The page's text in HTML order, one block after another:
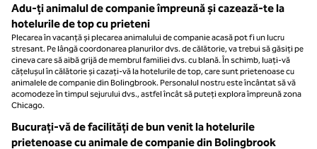
Adu-ți animalul de companie împreună și cazează-te la
hotelurile de top cu prieteni
Plecarea în vacanță și plecarea animalului de companie acasă pot fi un lucru
stresant. Pe lângă coordonarea planurilor dvs. de călătorie, va trebui să găsiți pe
cineva care să aibă grijă de membrul familiei dvs. cu blană. În schimb, luați-vă
cățelușul în călătorie și cazați-vă la hotelurile de top, care sunt prietenoase cu
animalele de companie din Bolingbrook. Personalul nostru este încântat să vă
acomodeze în timpul sejurului dvs., astfel încât să puteți explora împreună zona
Chicago.
Bucurați-vă de facilități de bun venit la hotelurile
prietenoase cu animale de companie din Bolingbrook